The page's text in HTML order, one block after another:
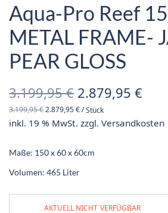
Aqua-Pro Reef
METAL FRAME-
PEAR GLOSS
3.199,95€ Ursprünglicher
Preis war:
2.879,95€
3.199,95€2.879,95€/Stück
inkl. 19 % MwSt. zzgl.Versandkosten
Maße: 150 x 60 x 60cm
Volumen: 465 Liter
AKTUELL NICHT VERFÜGBAR